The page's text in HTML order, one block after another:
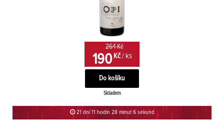
264 Kč
190Kč / ks
Skladem
21 dní 11 hodin 28 minut 6 sekund